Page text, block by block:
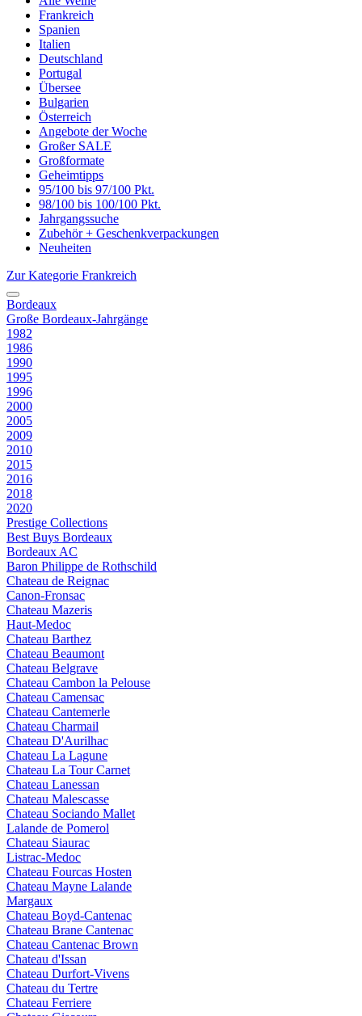
Frankreich
Spanien
Italien
Deutschland
Portugal
Übersee
Bulgarien
Österreich
Angebote der Woche
Großer SALE
Großformate
Geheimtipps
95/100 bis 97/100 Pkt.
98/100 bis 100/100 Pkt.
Jahrgangssuche
Zubehör + Geschenkverpackungen
Neuheiten
Zur Kategorie Frankreich
Bordeaux
Große Bordeaux-Jahrgänge
1982
1986
1990
1995
1996
2000
2005
2009
2010
2015
2016
2018
2020
Prestige Collections
Best Buys Bordeaux
Bordeaux AC
Baron Philippe de Rothschild
Chateau de Reignac
Canon-Fronsac
Chateau Mazeris
Haut-Medoc
Chateau Barthez
Chateau Beaumont
Chateau Belgrave
Chateau Cambon la Pelouse
Chateau Camensac
Chateau Cantemerle
Chateau Charmail
Chateau D'Aurilhac
Chateau La Lagune
Chateau La Tour Carnet
Chateau Lanessan
Chateau Malescasse
Chateau Sociando Mallet
Lalande de Pomerol
Chateau Siaurac
Listrac-Medoc
Chateau Fourcas Hosten
Chateau Mayne Lalande
Margaux
Chateau Boyd-Cantenac
Chateau Brane Cantenac
Chateau Cantenac Brown
Chateau d'Issan
Chateau Durfort-Vivens
Chateau du Tertre
Chateau Ferriere